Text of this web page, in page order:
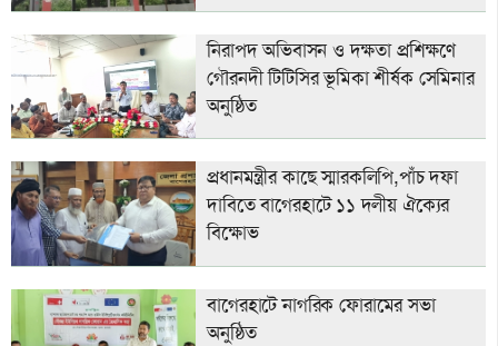
নিরাপদ অভিবাসন ও দক্ষতা প্রশিক্ষণে
গৌরনদী টিটিসির ভূমিকা শীর্ষক সেমিনার
অনুষ্ঠিত
প্রধানমন্ত্রীর কাছে স্মারকলিপি,পাঁচ দফা
দাবিতে বাগেরহাটে ১১ দলীয় ঐক্যের
বিক্ষোভ
বাগেরহাটে নাগ‌রিক ফোরা‌মের সভা
অনু‌ষ্ঠিত